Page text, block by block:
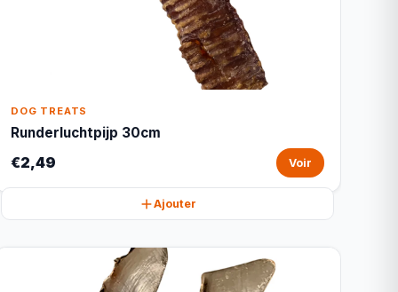
DOG TREATS
Runderluchtpijp 30cm
€2,49 Voir
Ajouter